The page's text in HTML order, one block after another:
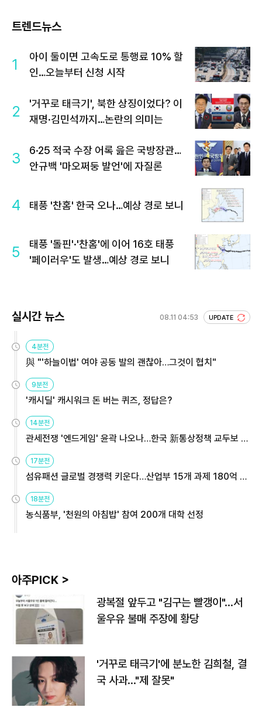
트렌드뉴스
1
아이 둘이면 고속도로 통행료 10% 할
인…오늘부터 신청 시작
2
'거꾸로 태극기', 북한 상징이었다? 이
재명·김민석까지…논란의 의미는
3
6·25 적국 수장 어록 읊은 국방장관…
안규백 '마오쩌둥 발언'에 자질론
4 태풍 '찬홈' 한국 오나…예상 경로 보니
5
태풍 '돌핀'·'찬홈'에 이어 16호 태풍
'페이러우'도 발생…예상 경로 보니
실시간 뉴스 08.11 04:53 UPDATE
4분전
與 "'하늘이법' 여야 공동 발의 괜찮아…그것이 협치"
9분전
'캐시딜' 캐시워크 돈 버는 퀴즈, 정답은?
14분전
관세전쟁 '엔드게임' 윤곽 나오나…한국 新통상정책 교두보 활
용해야
17분전
섬유패션 글로벌 경쟁력 키운다…산업부 15개 과제 180억 지
원
18분전
농식품부, '천원의 아침밥' 참여 200개 대학 선정
아주PICK >
광복절 앞두고 "김구는 빨갱이"…서
울우유 불매 주장에 황당
'거꾸로 태극기'에 분노한 김희철, 결
국 사과…"제 잘못"